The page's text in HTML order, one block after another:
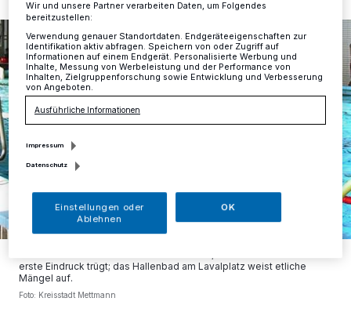
erste Eindruck trügt; das Hallenbad am Lavalplatz weist etliche
Mängel auf.
Foto: Kreisstadt Mettmann
Wir und unsere Partner verarbeiten Daten, um Folgendes
bereitzustellen:
Verwendung genauer Standortdaten. Endgeräteeigenschaften zur
Identifikation aktiv abfragen. Speichern von oder Zugriff auf
Informationen auf einem Endgerät. Personalisierte Werbung und
Inhalte, Messung von Werbeleistung und der Performance von
Inhalten, Zielgruppenforschung sowie Entwicklung und Verbesserung
von Angeboten.
Ausführliche Informationen
Impressum
Datenschutz
Einstellungen oder
Ablehnen
OK